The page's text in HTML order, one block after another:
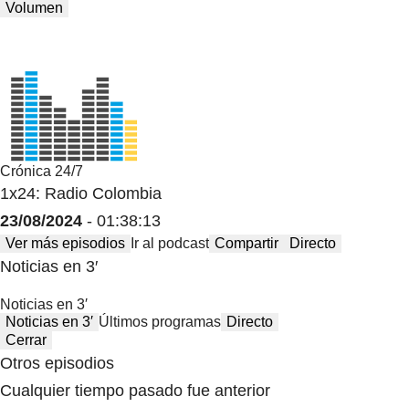
Volumen
Crónica 24/7
1x24: Radio Colombia
23/08/2024 - 01:38:13
Ver más episodios Ir al podcast Compartir Directo
Noticias en 3′
Noticias en 3′
Noticias en 3′ Últimos programas Directo
Cerrar
Otros episodios
Cualquier tiempo pasado fue anterior